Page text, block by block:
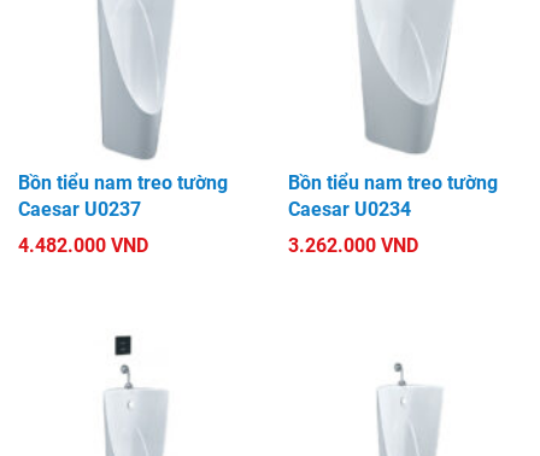
Bồn tiểu nam treo tường
Caesar U0237
4.482.000 VND
Bồn tiểu nam treo tường
Caesar U0234
3.262.000 VND